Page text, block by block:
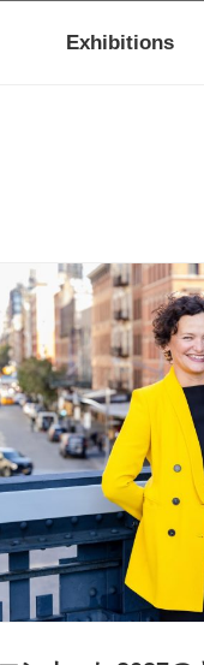
Exhibitions